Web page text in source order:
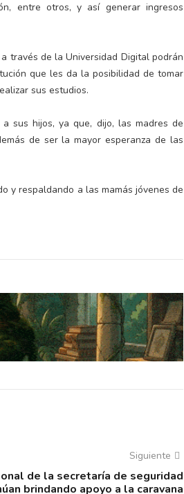
entre otros, y así generar ingresos
través de la Universidad Digital podrán
que les da la posibilidad de tomar
sus estudios.
sus hijos, ya que, dijo, las madres de
de ser la mayor esperanza de las
y respaldando a las mamás jóvenes de
Siguiente
de la secretaría de seguridad
brindando apoyo a la caravana